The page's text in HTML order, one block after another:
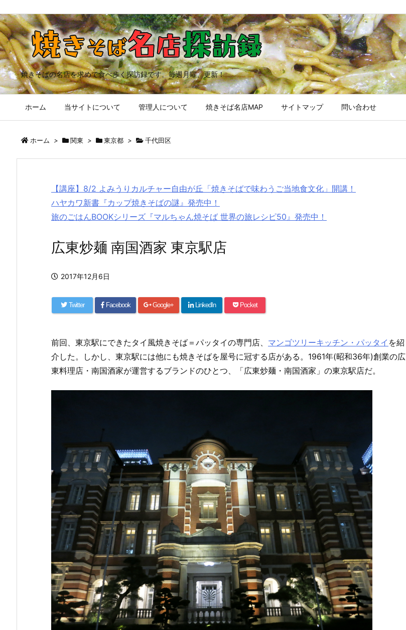
焼きそばの名店を求めて食べ歩く探訪録です。毎週月曜、更新！
ホーム 当サイトについて 管理人について 焼きそば名店MAP サイトマップ 問い合わせ
ホーム > 関東 > 東京都 > 千代田区
【講座】8/2 よみうりカルチャー自由が丘「焼きそばで味わうご当地食文化」開講！
ハヤカワ新書『カップ焼きそばの謎』発売中！
旅のごはんBOOKシリーズ『マルちゃん焼そば 世界の旅レシピ50』発売中！
広東炒麺 南国酒家 東京駅店
2017年12月6日
Twitter Facebook Google+ LinkedIn Pocket
前回、東京駅にできたタイ風焼きそば＝パッタイの専門店、 マンゴツリーキッチン・パッタイ を紹
介した。しかし、東京駅には他にも焼きそばを屋号に冠する店がある。1961年(昭和36年)創業の広
東料理店・南国酒家が運営するブランドのひとつ、「広東炒麺・南国酒家」の東京駅店だ。